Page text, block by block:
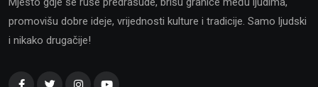
promovišu dobre ideje, vrijednosti kulture i tradicije. Samo ljudski
i nikako drugačije!